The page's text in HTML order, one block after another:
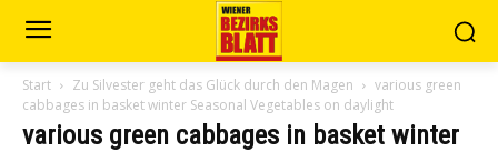
Start Zu Silvester geht das Glück durch den Magen
various green
cabbages in basket winter Seasonal Vegetables on daylight
various green cabbages in basket winter